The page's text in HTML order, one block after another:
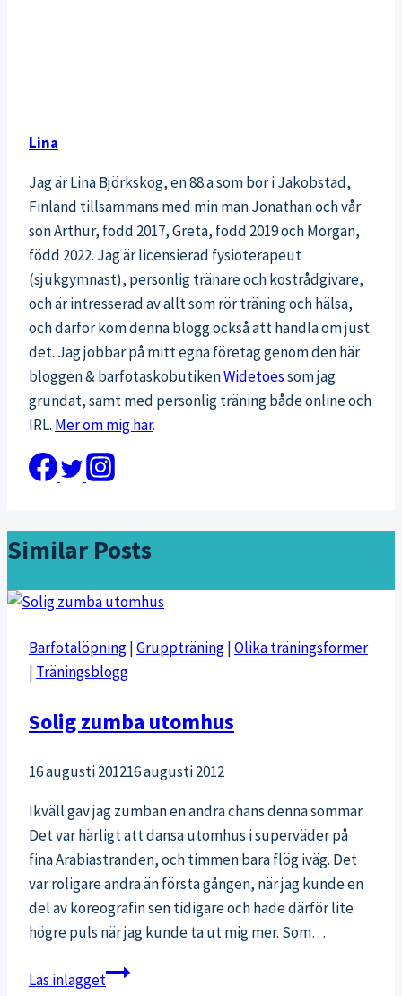
Lina
Jag är Lina Björkskog, en 88:a som bor i Jakobstad,
Finland tillsammans med min man Jonathan och vår
son Arthur, född 2017, Greta, född 2019 och Morgan,
född 2022. Jag är licensierad fysioterapeut
(sjukgymnast), personlig tränare och kostrådgivare,
och är intresserad av allt som rör träning och hälsa,
och därför kom denna blogg också att handla om just
det. Jag jobbar på mitt egna företag genom den här
bloggen & barfotaskobutikenWidetoessom jag
grundat, samt med personlig träning både online och
IRL. Mer om mig här.
Similar Posts
Barfotalöpning|Gruppträning|Olika träningsformer
| Träningsblogg
Solig zumba utomhus
16 augusti 201216 augusti 2012
Ikväll gav jag zumban en andra chans denna sommar.
Det var härligt att dansa utomhus i superväder på
fina Arabiastranden, och timmen bara flög iväg. Det
var roligare andra än första gången, när jag kunde en
del av koreografin sen tidigare och hade därför lite
högre puls när jag kunde ta ut mig mer. Som…
Läs inläggetSolig